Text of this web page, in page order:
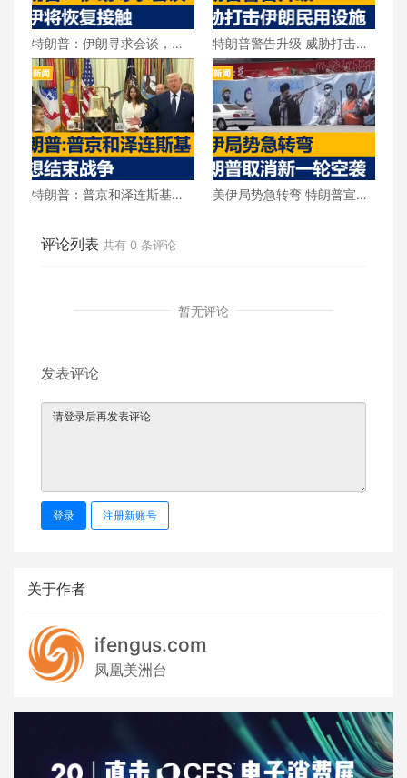
特朗普：伊朗寻求会谈，美
伊将恢复接触
特朗普警告升级 威胁打击伊
朗民用设施
特朗普：普京和泽连斯基都
美伊局势急转弯 特朗普宣布
评论列表 共有 0 条评论
暂无评论
发表评论
登录 注册新账号
关于作者
ifengus.com
凤凰美洲台